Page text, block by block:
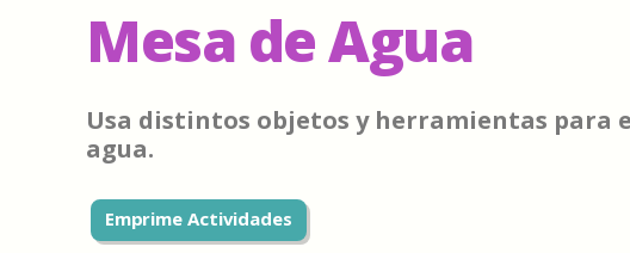
Mesa de Agua
Usa distintos objetos y herramientas para
agua.
Emprime Actividades